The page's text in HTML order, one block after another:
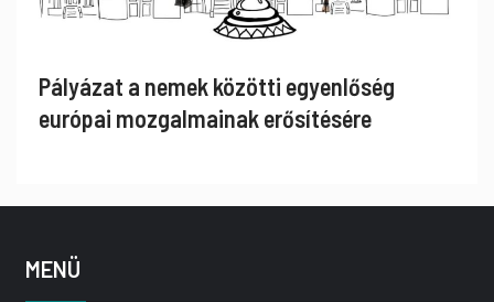
Pályázat a nemek közötti egyenlőség
európai mozgalmainak erősítésére
MENÜ